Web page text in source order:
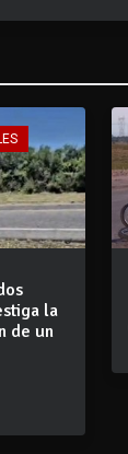
la
de un